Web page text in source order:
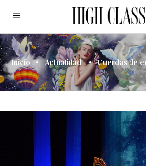
Inicio • Actualidad • Cuerdas de